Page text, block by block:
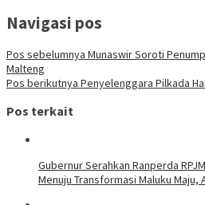
Navigasi pos
Pos sebelumnya Munaswir Soroti
Malteng
Pos berikutnya Penyelenggara Pilkada
Pos terkait
Gubernur Serahkan Ranperda
Menuju Transformasi Maluku Maju,